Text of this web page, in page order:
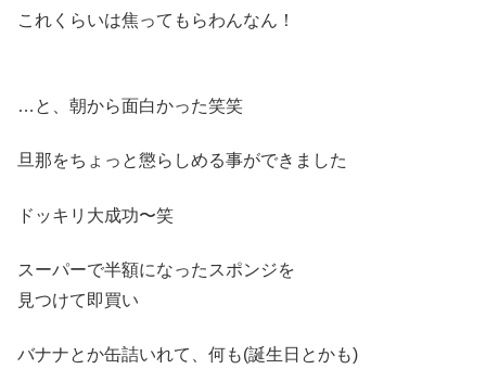
これくらいは焦ってもらわんなん！
…と、朝から面白かった笑笑
旦那をちょっと懲らしめる事ができました
ドッキリ大成功〜笑
スーパーで半額になったスポンジを
見つけて即買い
バナナとか缶詰いれて、何も(誕生日とかも)